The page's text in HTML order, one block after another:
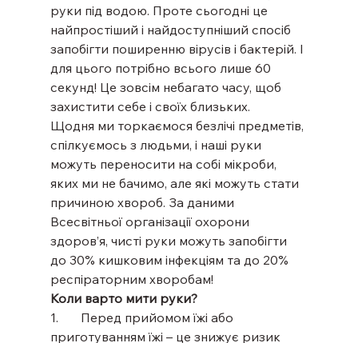
руки під водою. Проте сьогодні це
найпростіший і найдоступніший спосіб
запобігти поширенню вірусів і бактерій. І
для цього потрібно всього лише 60
секунд! Це зовсім небагато часу, щоб
захистити себе і своїх близьких.
Щодня ми торкаємося безлічі предметів,
спілкуємось з людьми, і наші руки
можуть переносити на собі мікроби,
яких ми не бачимо, але які можуть стати
причиною хвороб. За даними
Всесвітньої організації охорони
здоров’я, чисті руки можуть запобігти
до 30% кишковим інфекціям та до 20%
респіраторним хворобам!
Коли варто мити руки?
1.       Перед прийомом їжі або
приготуванням їжі – це знижує ризик